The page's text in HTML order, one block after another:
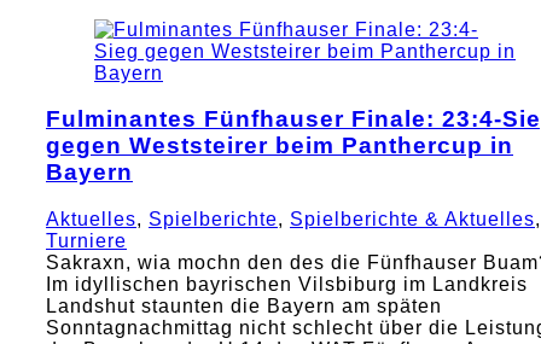
Fulminantes Fünfhauser Finale: 23:4-
gegen Weststeirer beim Panthercup in
Bayern
Aktuelles, Spielberichte, Spielberichte & Aktuelles,
Turniere
Sakraxn, wia mochn den des die Fünfhauser
Im idyllischen bayrischen Vilsbiburg im Landkreis
Landshut staunten die Bayern am späten
Sonntagnachmittag nicht schlecht über die